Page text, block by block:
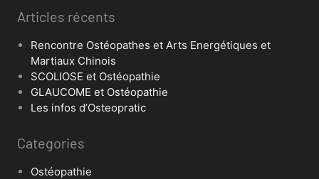
Articles récents
Rencontre Ostéopathes et Arts Energétiques et
Martiaux Chinois
SCOLIOSE et Ostéopathie
GLAUCOME et Ostéopathie
Les infos d’Osteopratic
Categories
Ostéopathie